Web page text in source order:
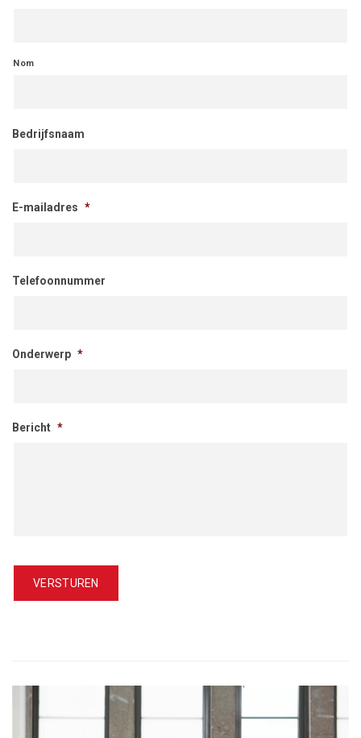
Nom
Bedrijfsnaam
E-mailadres *
Telefoonnummer
Onderwerp *
Bericht *